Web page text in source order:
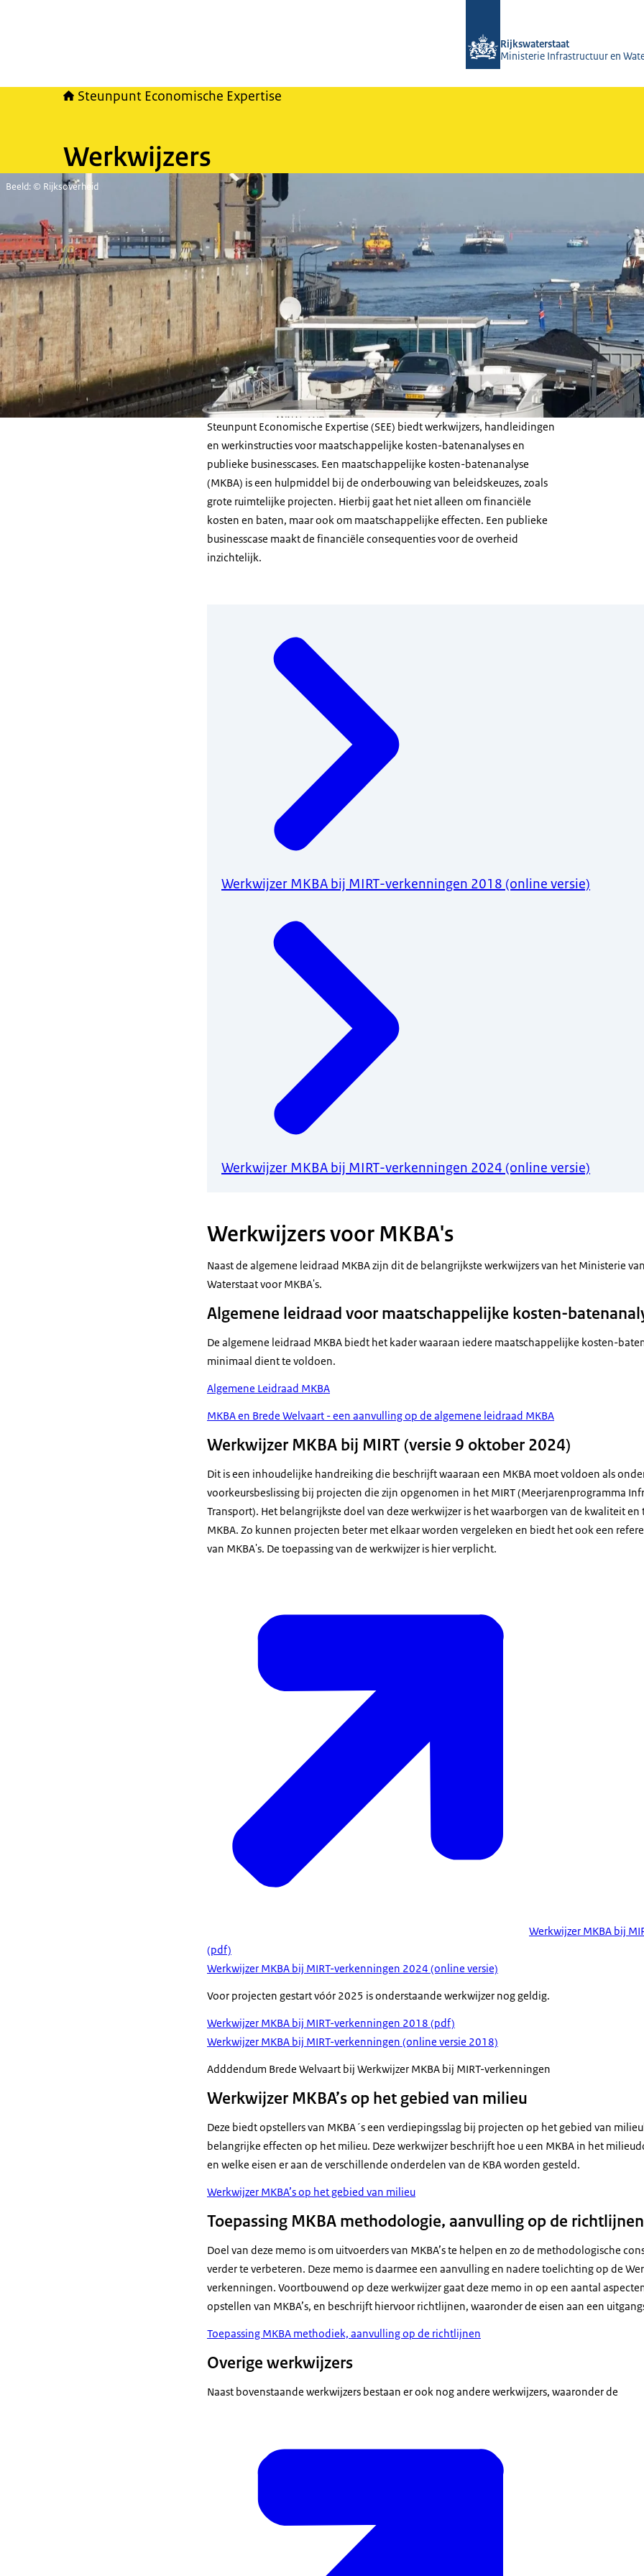
Rijkswaterstaat
Ministerie Infrastructuur en
Steunpunt Economische Expertise
Werkwijzers
Beeld: © Rijksoverheid
Steunpunt Economische Expertise (SEE) biedt werkwijzers, handleidingen
en werkinstructies voor maatschappelijke kosten-batenanalyses en
publieke businesscases. Een maatschappelijke kosten-batenanalyse
(MKBA) is een hulpmiddel bij de onderbouwing van beleidskeuzes, zoals
grote ruimtelijke projecten. Hierbij gaat het niet alleen om financiële
kosten en baten, maar ook om maatschappelijke effecten. Een publieke
businesscase maakt de financiële consequenties voor de overheid
inzichtelijk.
Werkwijzer MKBA bij MIRT-verkenningen 2018 (online versie)
Werkwijzer MKBA bij MIRT-verkenningen 2024 (online versie)
Werkwijzers voor MKBA's
Naast de algemene leidraad MKBA zijn dit de belangrijkste werkwijzers van het Ministerie
Waterstaat voor MKBA's.
Algemene leidraad voor maatschappelijke kosten-
De algemene leidraad MKBA biedt het kader waaraan iedere maatschappelijke kosten-
minimaal dient te voldoen.
Algemene Leidraad MKBA
MKBA en Brede Welvaart - een aanvulling op de algemene leidraad MKBA
Werkwijzer MKBA bij MIRT (versie 9 oktober 2024)
Dit is een inhoudelijke handreiking die beschrijft waaraan een MKBA moet voldoen als
voorkeursbeslissing bij projecten die zijn opgenomen in het MIRT (Meerjarenprogramma
Transport). Het belangrijkste doel van deze werkwijzer is het waarborgen van de kwaliteit en
MKBA. Zo kunnen projecten beter met elkaar worden vergeleken en biedt het ook een
van MKBA's. De toepassing van de werkwijzer is hier verplicht.
Werkwijzer MKBA bij
(pdf)
Werkwijzer MKBA bij MIRT-verkenningen 2024 (online versie)
Voor projecten gestart vóór 2025 is onderstaande werkwijzer nog geldig.
Werkwijzer MKBA bij MIRT-verkenningen 2018 (pdf)
Werkwijzer MKBA bij MIRT-verkenningen (online versie 2018)
Adddendum Brede Welvaart bij Werkwijzer MKBA bij MIRT-verkenningen
Werkwijzer MKBA’s op het gebied van milieu
Deze biedt opstellers van MKBA´s een verdiepingsslag bij projecten op het gebied van
belangrijke effecten op het milieu. Deze werkwijzer beschrijft hoe u een MKBA in het
en welke eisen er aan de verschillende onderdelen van de KBA worden gesteld.
Werkwijzer MKBA’s op het gebied van milieu
Toepassing MKBA methodologie, aanvulling op de richtlijnen
Doel van deze memo is om uitvoerders van MKBA’s te helpen en zo de methodologische
verder te verbeteren. Deze memo is daarmee een aanvulling en nadere toelichting op de
verkenningen. Voortbouwend op deze werkwijzer gaat deze memo in op een aantal
opstellen van MKBA’s, en beschrijft hiervoor richtlijnen, waaronder de eisen aan een
Toepassing MKBA methodiek, aanvulling op de richtlijnen
Overige werkwijzers
Naast bovenstaande werkwijzers bestaan er ook nog andere werkwijzers, waaronder de